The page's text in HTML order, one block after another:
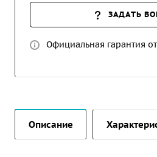
ЗАДАТЬ
Официальная гарантия
Описание